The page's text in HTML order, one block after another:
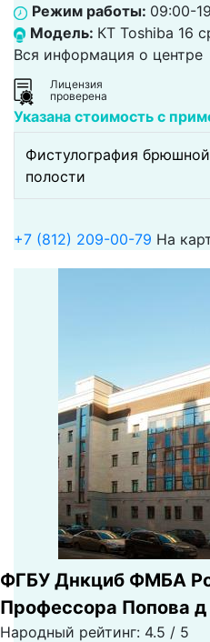
Режим работы: 09:00-
Модель: КТ Toshiba 16
Вся информация о центре
Лицензия
проверена
Указана стоимость с
Фистулография брюшной
полости
+7 (812) 209-00-79 На
ФГБУ Днкциб ФМБА
Профессора Попова д
Народный рейтинг: 4.5 / 5